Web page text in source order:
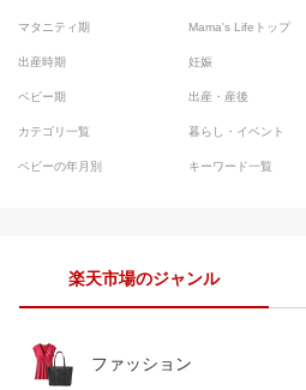
マタニティ期
出産時期
ベビー期
カテゴリ一覧
ベビーの年月別
Mama's Lifeトップ
妊娠
出産・産後
暮らし・イベント
キーワード一覧
楽天市場のジャンル
ファッション